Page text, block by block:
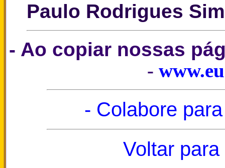
Paulo Rodrigues
- Ao copiar nossas
-
- Colabore
Voltar